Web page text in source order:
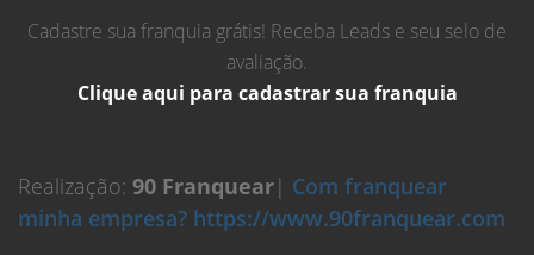
Cadastre sua franquia grátis! Receba Leads e seu selo de
avaliação.
Clique aqui para cadastrar sua franquia
Realização: 90 Franquear| Com franquear
minha empresa? https://www.90franquear.com